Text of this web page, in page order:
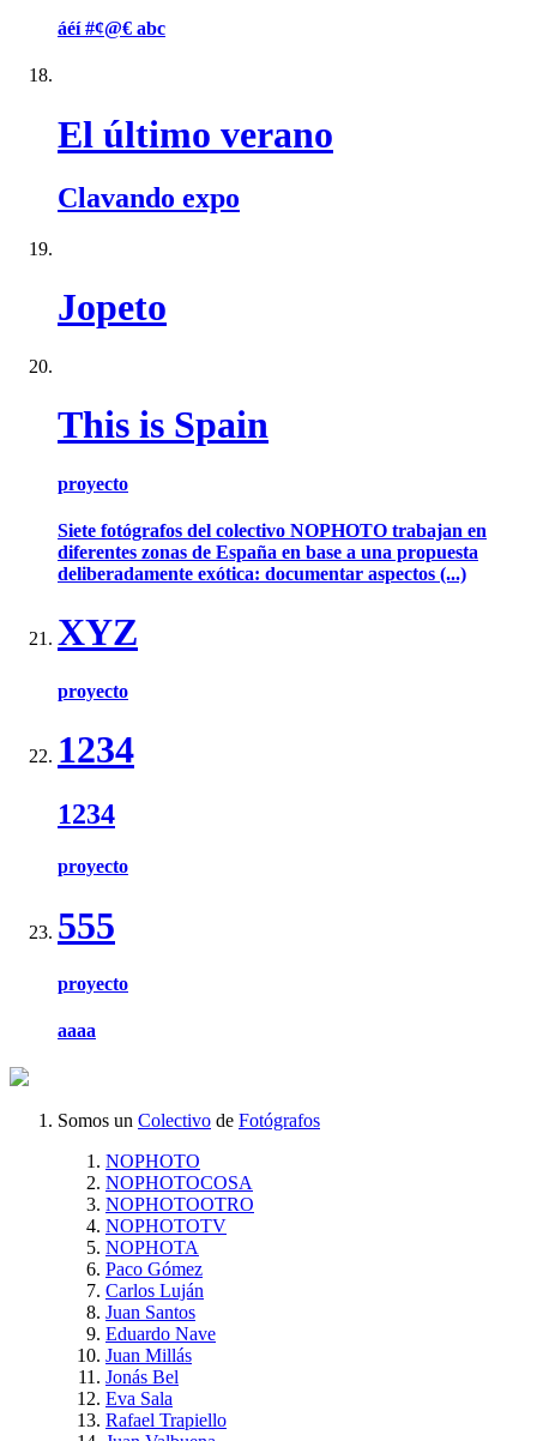
áéí #¢@€ abc
El último verano
Clavando expo
Jopeto
This is Spain
proyecto
Siete fotógrafos del colectivo NOPHOTO trabajan en
diferentes zonas de España en base a una propuesta
deliberadamente exótica: documentar aspectos (...)
XYZ
proyecto
1234
1234
proyecto
555
proyecto
aaaa
Somos un Colectivo de Fotógrafos
NOPHOTO
NOPHOTOCOSA
NOPHOTOOTRO
NOPHOTOTV
NOPHOTA
Paco Gómez
Carlos Luján
Juan Santos
Eduardo Nave
Juan Millás
Jonás Bel
Eva Sala
Rafael Trapiello